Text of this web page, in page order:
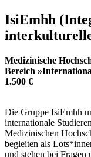
IsiEmhh
Medizinische
Bereich
1.500 €
Die Gruppe IsiEmhh
internationale
Medizinischen
begleiten als
und stehen bei Fragen